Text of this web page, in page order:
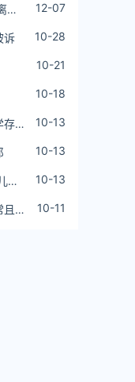
婚
12-07
诉 10-28
10-21
10-18
婚
10-13
10-13
子
10-13
持
10-11